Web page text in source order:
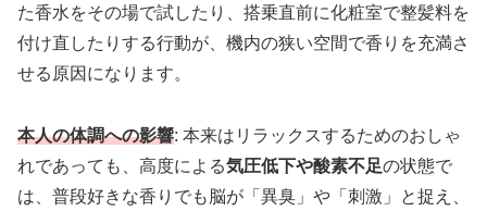
た香水をその場で試したり、搭乗直前に化粧室で整髪料を
付け直したりする行動が、機内の狭い空間で香りを充満さ
せる原因になります。
本人の体調への影響: 本来はリラックスするためのおしゃ
れであっても、高度による気圧低下や酸素不足の状態で
は、普段好きな香りでも脳が「異臭」や「刺激」と捉え、